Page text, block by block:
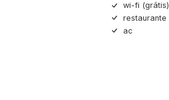
wi-fi (grátis)
restaurante
ac